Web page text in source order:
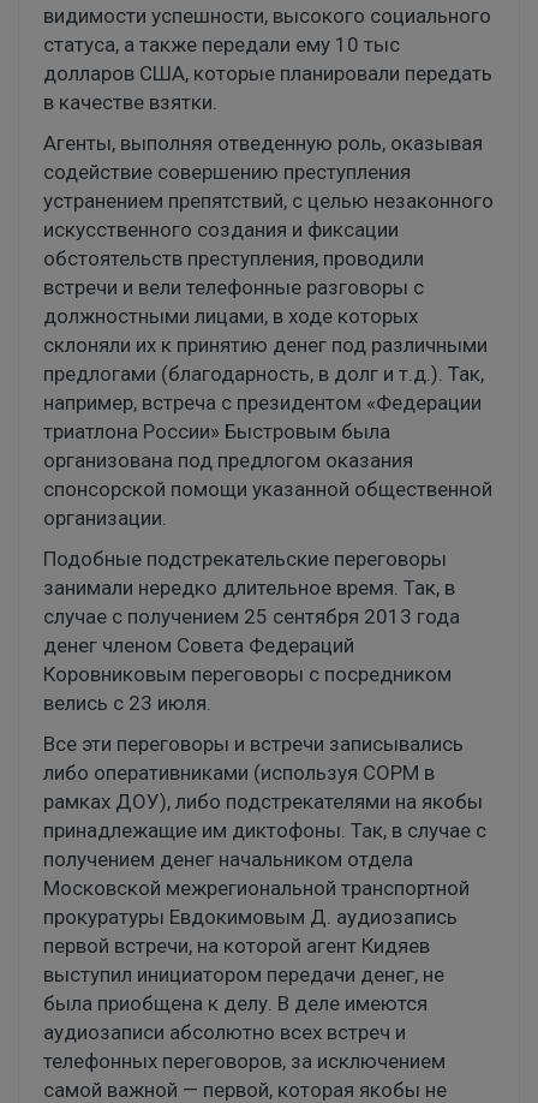
видимости успешности, высокого социального
статуса, а также передали ему 10 тыс
долларов США, которые планировали передать
в качестве взятки.
Агенты, выполняя отведенную роль, оказывая
содействие совершению преступления
устранением препятствий, с целью незаконного
искусственного создания и фиксации
обстоятельств преступления, проводили
встречи и вели телефонные разговоры с
должностными лицами, в ходе которых
склоняли их к принятию денег под различными
предлогами (благодарность, в долг и т.д.). Так,
например, встреча с президентом «Федерации
триатлона России» Быстровым была
организована под предлогом оказания
спонсорской помощи указанной общественной
организации.
Подобные подстрекательские переговоры
занимали нередко длительное время. Так, в
случае с получением 25 сентября 2013 года
денег членом Совета Федераций
Коровниковым переговоры с посредником
велись с 23 июля.
Все эти переговоры и встречи записывались
либо оперативниками (используя СОРМ в
рамках ДОУ), либо подстрекателями на якобы
принадлежащие им диктофоны. Так, в случае с
получением денег начальником отдела
Московской межрегиональной транспортной
прокуратуры Евдокимовым Д. аудиозапись
первой встречи, на которой агент Кидяев
выступил инициатором передачи денег, не
была приобщена к делу. В деле имеются
аудиозаписи абсолютно всех встреч и
телефонных переговоров, за исключением
самой важной — первой, которая якобы не